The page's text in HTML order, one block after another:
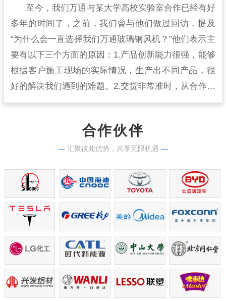
至今，我们万通与某大学高校实验室合作已经有好
多年的时间了，之前，我们曾与他们做过回访，提及
“为什么会一直选择我们万通玻璃钢风机？”他们表示主
要有以下三个方面的原因：1.产品创新能力很强，能够
根据客户施工现场的实际情况，生产出不同产品，很
好的解决我们遇到的难题。2.交货非常准时，从合作开
始到现在，从来没有出现过延时交货的情况，生产实
合作伙伴
— 汇聚彼此优势，共享无限机遇 —